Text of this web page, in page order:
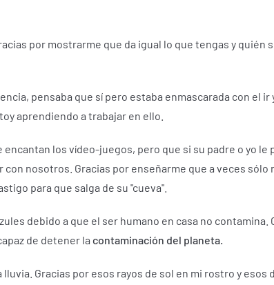
por mostrarme que da igual lo que tengas y quién
pensaba que sí pero estaba enmascarada con el ir
aprendiendo a trabajar en ello.
encantan los vídeo-juegos, pero que si su padre o yo le
con nosotros. Gracias por enseñarme que a veces sólo
para que salga de su "cueva".
debido a que el ser humano en casa no contamina.
de detener la contaminación del planeta.
lluvia. Gracias por esos rayos de sol en mi rostro y esos